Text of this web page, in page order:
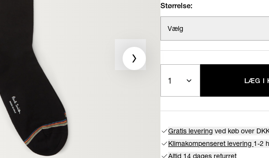
Størrelse:
Vælg
LÆG I
Gratis levering ved køb over
Klimakompenseret levering 1-2
Altid 14 dages returret